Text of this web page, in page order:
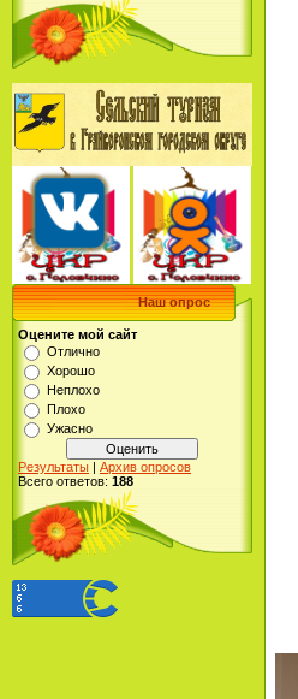
Наш опрос
Оцените мой сайт
Отлично
Хорошо
Неплохо
Плохо
Ужасно
Результаты | Архив опросов
Всего ответов: 188